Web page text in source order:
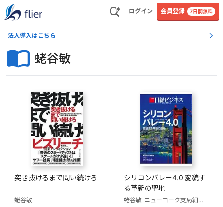
ログイン 会員登録 7日間無料
法人導入はこちら
蛯谷敏
突き抜けるまで問い続けろ
蛯谷敏
シリコンバレー4.0 変貌す
る革新の聖地
蛯谷敏 ニューヨーク支局細田孝宏